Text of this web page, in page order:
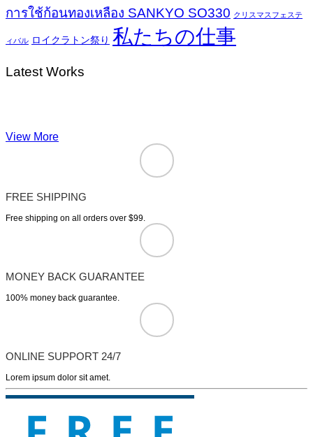
การใช้ก้อนทองเหลือง SANKYO SO330 クリスマスフェステ
ィバル ロイクラトン祭り 私たちの仕事
Latest Works
View More
FREE SHIPPING
Free shipping on all orders over $99.
MONEY BACK GUARANTEE
100% money back guarantee.
ONLINE SUPPORT 24/7
Lorem ipsum dolor sit amet.